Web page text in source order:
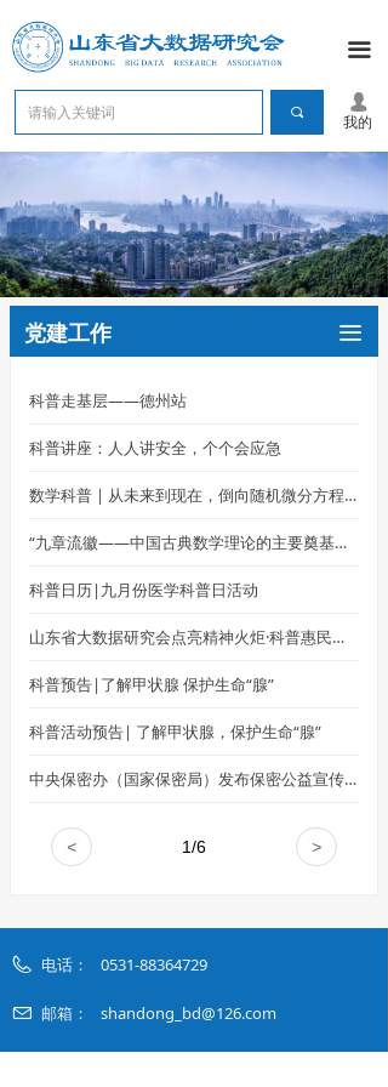
끀
끠
넙
我的
科普走基层——德州站
科普讲座：人人讲安全，个个会应急
数学科普 | 从未来到现在，倒向随机微分方程的数学魔法
“九章流徽——中国古典数学理论的主要奠基人刘徽”专题展
科普日历|九月份医学科普日活动
山东省大数据研究会点亮精神火炬·科普惠民活动——山东省大数据研究会“王洪春检验医学科普工作室”走进陡沟社区开展科普宣传活动
科普预告|了解甲状腺 保护生命“腺”
科普活动预告| 了解甲状腺，保护生命“腺”
中央保密办（国家保密局）发布保密公益宣传片、公益海报
< >
1/6
党建工作 끀
电话： 0531-88364729
邮箱： shandong_bd@126.com